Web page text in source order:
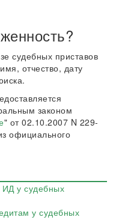
судебных приставов
отчество, дату
законом
" от 02.10.2007 N 229-
официального
ИД у судебных
у судебных